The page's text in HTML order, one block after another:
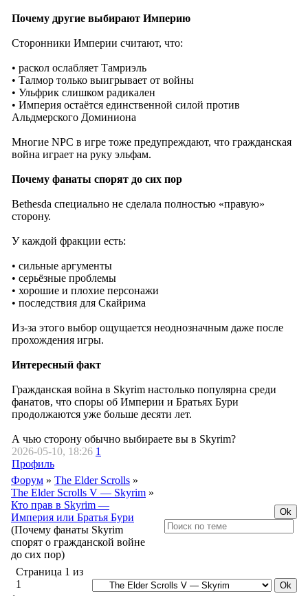
Почему другие выбирают Империю
Сторонники Империи считают, что:
• раскол ослабляет Тамриэль
• Талмор только выигрывает от войны
• Ульфрик слишком радикален
• Империя остаётся единственной силой против
Альдмерского Доминиона
Многие NPC в игре тоже предупреждают, что гражданская
война играет на руку эльфам.
Почему фанаты спорят до сих пор
Bethesda специально не сделала полностью «правую»
сторону.
У каждой фракции есть:
• сильные аргументы
• серьёзные проблемы
• хорошие и плохие персонажи
• последствия для Скайрима
Из-за этого выбор ощущается неоднозначным даже после
прохождения игры.
Интересный факт
Гражданская война в Skyrim настолько популярна среди
фанатов, что споры об Империи и Братьях Бури
продолжаются уже больше десяти лет.
А чью сторону обычно выбираете вы в Skyrim?
2026-05-10, 18:26 1
Профиль
Форум » The Elder Scrolls »
The Elder Scrolls V — Skyrim »
Кто прав в Skyrim —
Империя или Братья Бури
(Почему фанаты Skyrim
спорят о гражданской войне
до сих пор)
Страница 1 из
1